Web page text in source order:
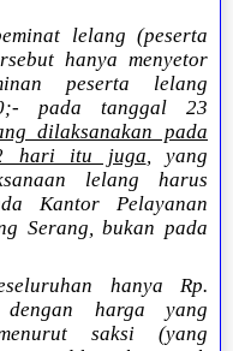
lelang (peserta
hanya menyetor
peserta lelang
pada tanggal 23
dilaksanakan pada
hari itu juga, yang
lelang harus
Kantor Pelayanan
Serang, bukan pada
hanya Rp.
harga yang
saksi (yang